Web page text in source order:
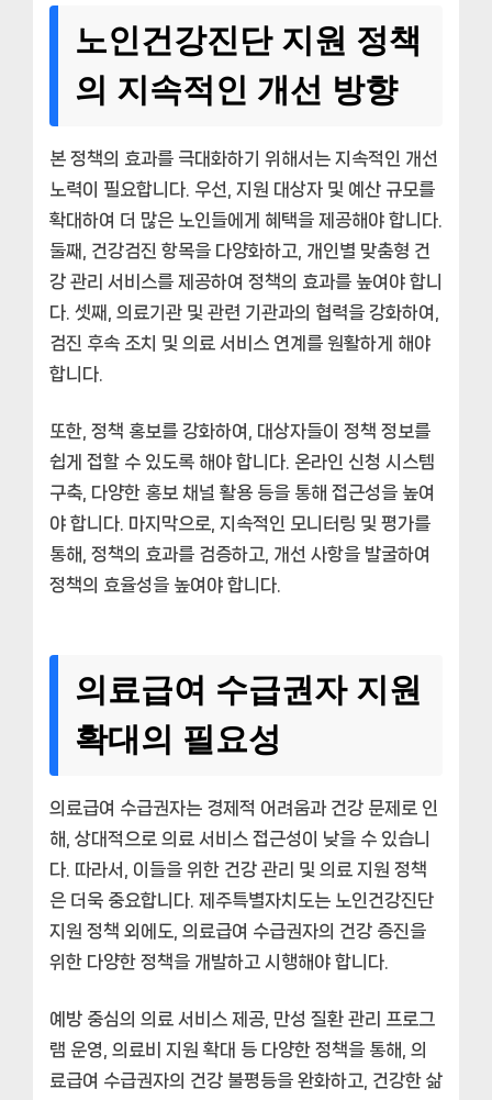
노인건강진단 지원 정책
의 지속적인 개선 방향
본 정책의 효과를 극대화하기 위해서는 지속적인 개선
노력이 필요합니다. 우선, 지원 대상자 및 예산 규모를
확대하여 더 많은 노인들에게 혜택을 제공해야 합니다.
둘째, 건강검진 항목을 다양화하고, 개인별 맞춤형 건
강 관리 서비스를 제공하여 정책의 효과를 높여야 합니
다. 셋째, 의료기관 및 관련 기관과의 협력을 강화하여,
검진 후속 조치 및 의료 서비스 연계를 원활하게 해야
합니다.
또한, 정책 홍보를 강화하여, 대상자들이 정책 정보를
쉽게 접할 수 있도록 해야 합니다. 온라인 신청 시스템
구축, 다양한 홍보 채널 활용 등을 통해 접근성을 높여
야 합니다. 마지막으로, 지속적인 모니터링 및 평가를
통해, 정책의 효과를 검증하고, 개선 사항을 발굴하여
정책의 효율성을 높여야 합니다.
의료급여 수급권자 지원
확대의 필요성
의료급여 수급권자는 경제적 어려움과 건강 문제로 인
해, 상대적으로 의료 서비스 접근성이 낮을 수 있습니
다. 따라서, 이들을 위한 건강 관리 및 의료 지원 정책
은 더욱 중요합니다. 제주특별자치도는 노인건강진단
지원 정책 외에도, 의료급여 수급권자의 건강 증진을
위한 다양한 정책을 개발하고 시행해야 합니다.
예방 중심의 의료 서비스 제공, 만성 질환 관리 프로그
램 운영, 의료비 지원 확대 등 다양한 정책을 통해, 의
료급여 수급권자의 건강 불평등을 완화하고, 건강한 삶